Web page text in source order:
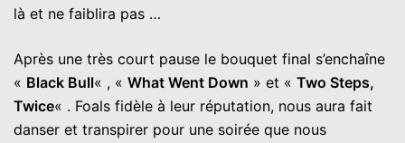
là et ne faiblira pas …
Après une très court pause le bouquet final s’enchaîne
« Black Bull« , « What Went Down » et « Two Steps,
Twice« . Foals fidèle à leur réputation, nous aura fait
danser et transpirer pour une soirée que nous